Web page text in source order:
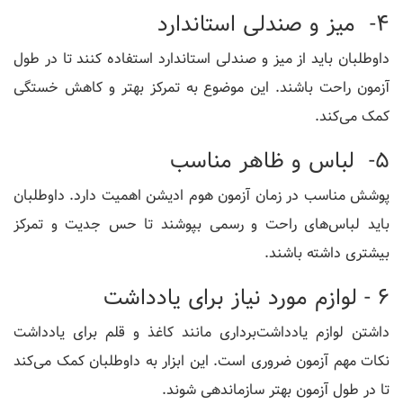
4- میز و صندلی استاندارد
داوطلبان باید از میز و صندلی استاندارد استفاده کنند تا در طول
آزمون راحت باشند. این موضوع به تمرکز بهتر و کاهش خستگی
کمک می‌کند.
5- لباس و ظاهر مناسب
پوشش مناسب در زمان آزمون هوم ادیشن اهمیت دارد. داوطلبان
باید لباس‌های راحت و رسمی بپوشند تا حس جدیت و تمرکز
بیشتری داشته باشند.
6 - لوازم مورد نیاز برای یادداشت
داشتن لوازم یادداشت‌برداری مانند کاغذ و قلم برای یادداشت
نکات مهم آزمون ضروری است. این ابزار به داوطلبان کمک می‌کند
تا در طول آزمون بهتر سازماندهی شوند.